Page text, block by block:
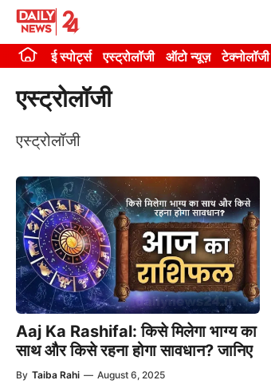
Skip
contentई स्पोर्ट्स एस्ट्रोलॉजी ऑटो न्यूज़ टेक्नोलॉजी
एस्ट्रोलॉजी
एस्ट्रोलॉजी
Aaj Ka Rashifal: किसे मिलेगा भाग्य का
साथ और किसे रहना होगा सावधान? जानिए
By Taiba Rahi — August 6, 2025